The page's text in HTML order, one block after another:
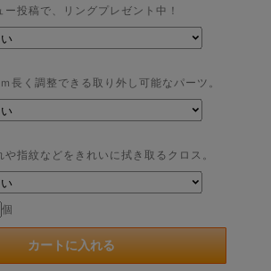
投稿で、リングプレゼント中！
長く調整できる取り外し可能なパーツ。
指紋などをきれいに拭き取るクロス。
個